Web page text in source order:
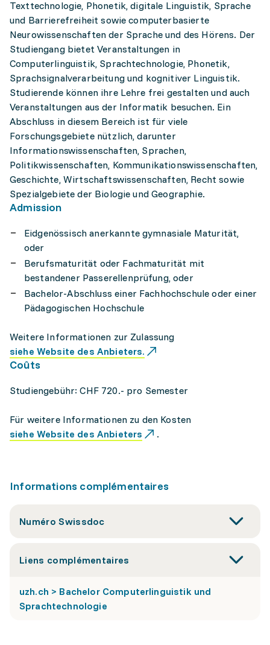
Texttechnologie, Phonetik, digitale Linguistik, Sprache
und Barrierefreiheit sowie computerbasierte
Neurowissenschaften der Sprache und des Hörens. Der
Studiengang bietet Veranstaltungen in
Computerlinguistik, Sprachtechnologie, Phonetik,
Sprachsignalverarbeitung und kognitiver Linguistik.
Studierende können ihre Lehre frei gestalten und auch
Veranstaltungen aus der Informatik besuchen. Ein
Abschluss in diesem Bereich ist für viele
Forschungsgebiete nützlich, darunter
Informationswissenschaften, Sprachen,
Politikwissenschaften, Kommunikationswissenschaften,
Geschichte, Wirtschaftswissenschaften, Recht sowie
Spezialgebiete der Biologie und Geographie.
Admission
Eidgenössisch anerkannte gymnasiale Maturität,
oder
Berufsmaturität oder Fachmaturität mit
bestandener Passerellenprüfung, oder
Bachelor-Abschluss einer Fachhochschule oder einer
Pädagogischen Hochschule
Weitere Informationen zur Zulassung
siehe Website des Anbieters.
Coûts
Studiengebühr: CHF 720.- pro Semester
Für weitere Informationen zu den Kosten
siehe Website des Anbieters
.
Informations complémentaires
Numéro Swissdoc
Liens complémentaires
uzh.ch > Bachelor Computerlinguistik und
Sprachtechnologie